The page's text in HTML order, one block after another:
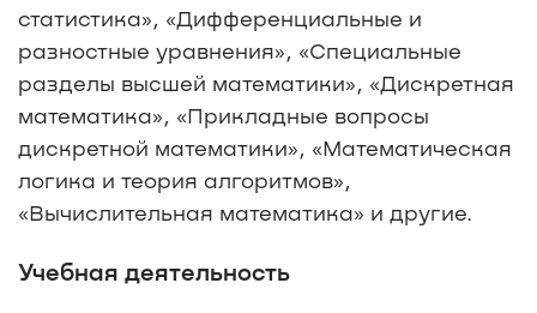
статистика», «Дифференциальные и
разностные уравнения», «Специальные
разделы высшей математики», «Дискретная
математика», «Прикладные вопросы
дискретной математики», «Математическая
логика и теория алгоритмов»,
«Вычислительная математика» и другие.
Учебная деятельность